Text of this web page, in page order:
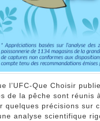
l’UFC-Que Choisir
de la pêche sont réunis
quelques précisions sur
analyse scientifique